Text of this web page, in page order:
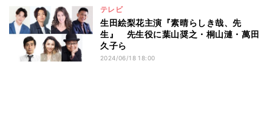
テレビ
生田絵梨花主演『素晴らしき哉、先
生』 先生役に葉山奨之・桐山漣・萬田
久子ら
2024/06/18 18:00